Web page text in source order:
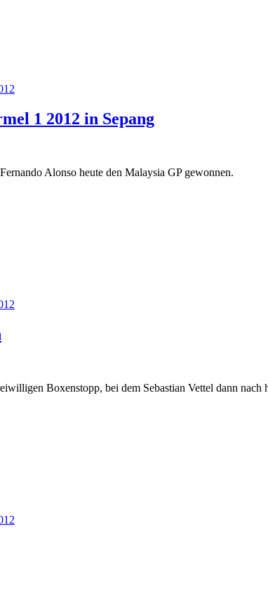
1 2012 in Sepang
Alonso heute den Malaysia GP gewonnen.
Boxenstopp, bei dem Sebastian Vettel dann nach